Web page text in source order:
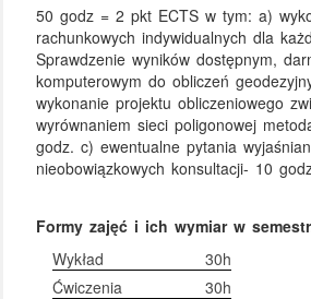
50 godz = 2 pkt ECTS w tym: a)
rachunkowych indywidualnych dla
Sprawdzenie wyników dostępnym,
komputerowym do obliczeń
wykonanie projektu obliczeniowego
wyrównaniem sieci poligonowej
godz. c) ewentualne pytania
nieobowiązkowych konsultacji- 10
Formy zajęć i ich wymiar w
Wykład
30h
Ćwiczenia
30h